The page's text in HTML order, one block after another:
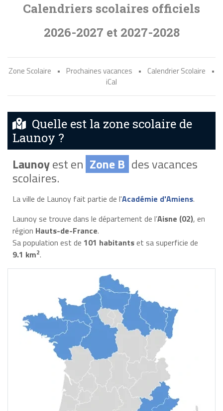
Calendriers scolaires officiels
2026-2027 et 2027-2028
Zone Scolaire • Prochaines vacances • Calendrier Scolaire
•
iCal
Quelle est la zone scolaire de
Launoy ?
Launoyest en Zone B des vacances
scolaires.
La ville de Launoy fait partie de l'Académie d'Amiens.
Launoy se trouve dans le département de l’Aisne (02), en
région Hauts-de-France.
Sa population est de 101 habitantset sa superficie de
9.1 km2.